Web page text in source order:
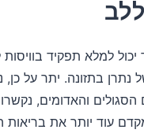
יכול למלא תפקיד
בתזונה. יתר על כן,
הסגולים והאדומים,
עוד יותר את בריאות